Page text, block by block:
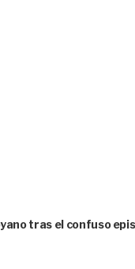
tras el confuso